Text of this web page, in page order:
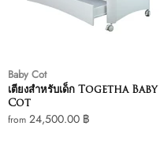
Baby Cot
เตียงสำหรับเด็ก Togetha Baby
Cot
from 24,500.00 ฿